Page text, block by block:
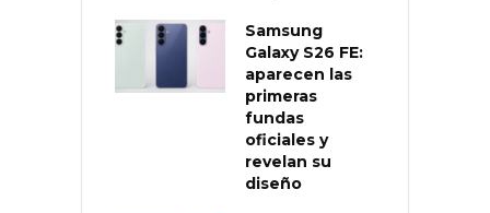
Samsung
Galaxy S26 FE:
aparecen las
primeras
fundas
oficiales y
revelan su
diseño